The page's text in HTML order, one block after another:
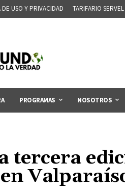
USO Y PRIVACIDAD TARIFARIO SERVEL
PROGRAMAS NOSOTROS
tercera